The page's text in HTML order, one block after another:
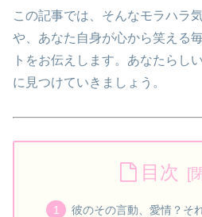
この記事では、そんなモラハラ
や、あなた自身が心から笑える
トをお伝えします。あなたらし
に見つけていきましょう。
目次
彼のその言動、愛情？そ